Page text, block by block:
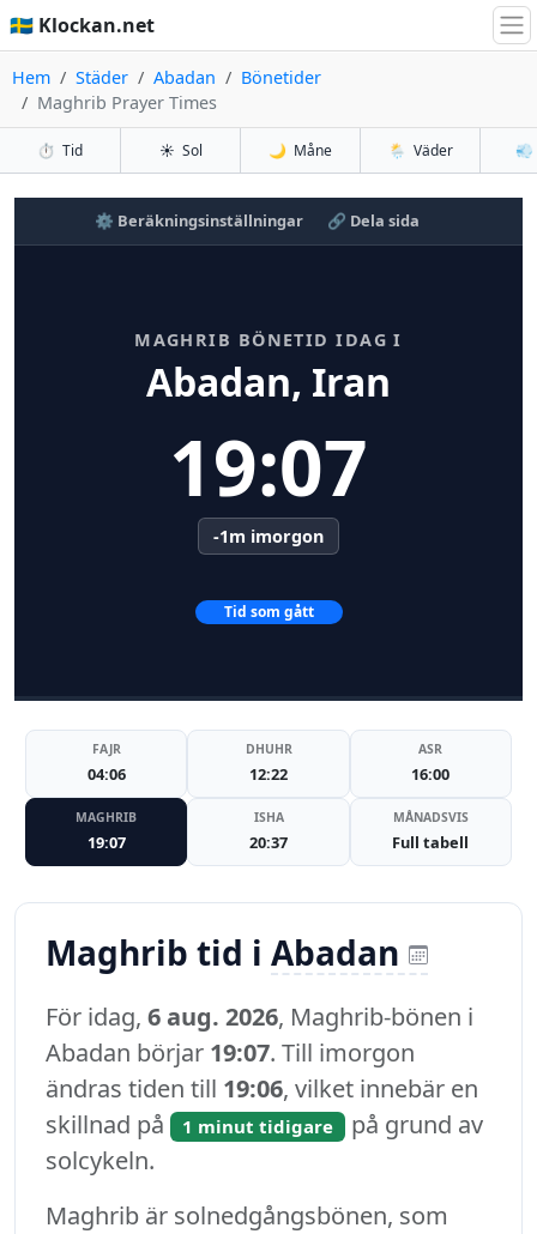
🇸🇪 Klockan.net
Hem Städer Abadan
Bönetider
Maghrib Prayer Times
⏱️ Tid ☀️ Sol 🌙 Måne 🌦️ Väder 💨
⚙️ Beräkningsinställningar 🔗 Dela sida
MAGHRIB BÖNETID IDAG I
Abadan, Iran
19:07
-1m imorgon
Tid som gått
FAJR
04:06
DHUHR
12:22
ASR
16:00
MAGHRIB
19:07
ISHA
20:37
MÅNADSVIS
Full tabell
Maghrib tid i Abadan
För idag, 6 aug. 2026, Maghrib-bönen i
Abadan börjar 19:07. Till imorgon
ändras tiden till 19:06, vilket innebär en
skillnad på
1 minut tidigare på grund av
solcykeln.
Maghrib är solnedgångsbönen, som